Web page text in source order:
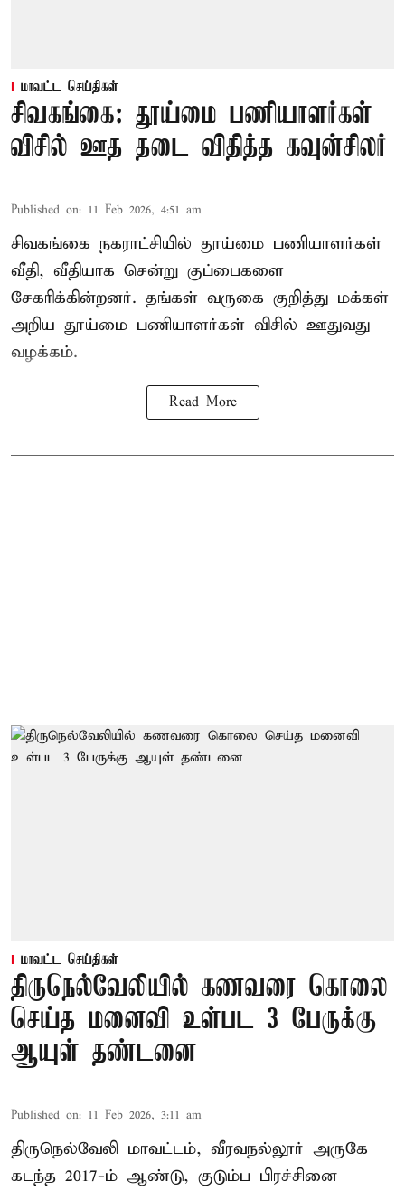
மாவட்ட செய்திகள்
சிவகங்கை: தூய்மை பணியாளர்கள்
விசில் ஊத தடை விதித்த கவுன்சிலர்
Published on: 11 Feb 2026, 4:51 am
சிவகங்கை நகராட்சியில் தூய்மை பணியாளர்கள்
வீதி, வீதியாக சென்று குப்பைகளை
சேகரிக்கின்றனர். தங்கள் வருகை குறித்து மக்கள்
அறிய தூய்மை பணியாளர்கள் விசில் ஊதுவது
வழக்கம்.
Read More
மாவட்ட செய்திகள்
திருநெல்வேலியில் கணவரை கொலை
செய்த மனைவி உள்பட 3 பேருக்கு
ஆயுள் தண்டனை
Published on: 11 Feb 2026, 3:11 am
திருநெல்வேலி மாவட்டம், வீரவநல்லூர் அருகே
கடந்த 2017-ம் ஆண்டு, குடும்ப பிரச்சினை